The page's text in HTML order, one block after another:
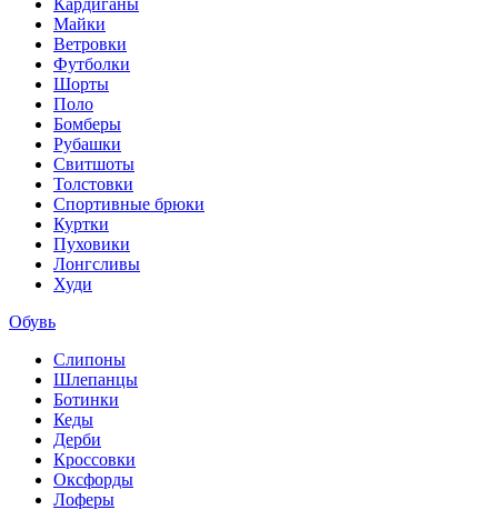
Кардиганы
Майки
Ветровки
Футболки
Шорты
Поло
Бомберы
Рубашки
Свитшоты
Толстовки
Спортивные брюки
Куртки
Пуховики
Лонгсливы
Худи
Обувь
Слипоны
Шлепанцы
Ботинки
Кеды
Дерби
Кроссовки
Оксфорды
Лоферы